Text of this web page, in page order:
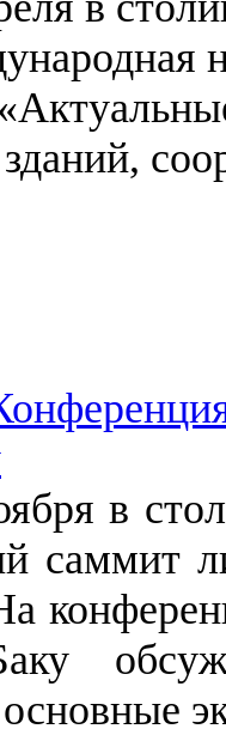
зданий,
в
саммит